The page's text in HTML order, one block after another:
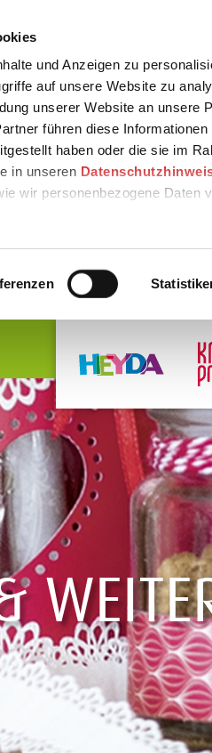
und Anzeigen zu
auf unsere Website zu
unserer Website an unsere
führen diese
haben oder die sie im
in unseren
wir personenbezogene Daten